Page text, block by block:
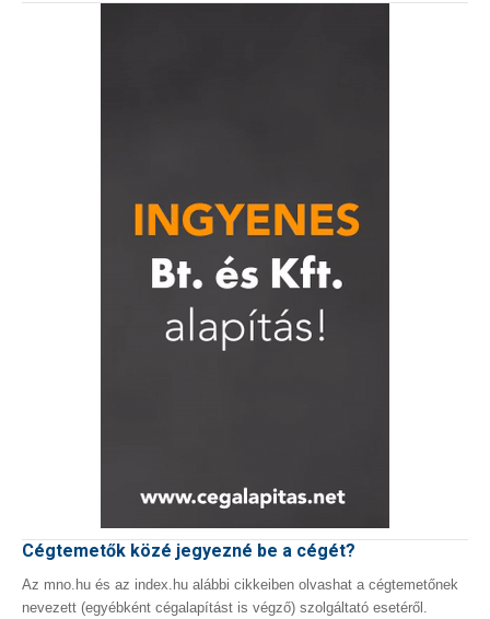
Cégtemetők közé jegyezné be a cégét?
Az mno.hu és az index.hu alábbi cikkeiben olvashat a cégtemetőnek
nevezett (egyébként cégalapítást is végző) szolgáltató esetéről.